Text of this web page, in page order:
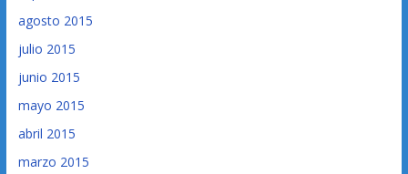
agosto 2015
julio 2015
junio 2015
mayo 2015
abril 2015
marzo 2015